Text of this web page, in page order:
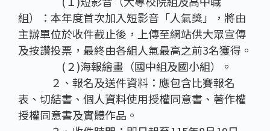
組）：本年度首次加入短影音「人氣獎」，將由
主辦單位於收件截止後，上傳至網站供大眾宣傳
及按讚投票，最終由各組人氣最高之前3名獲得。
(２)海報繪畫（國中組及國小組）。
２、報名及送件資料：應包含比賽報名
表、切結書、個人資料使用授權同意書、著作權
授權同意書及實體作品。